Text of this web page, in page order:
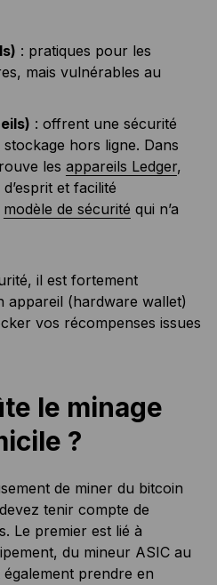
: pratiques pour les
mais vulnérables au
: offrent une sécurité
hors ligne. Dans
les appareils Ledger,
et facilité
modèle de sécurité qui n’a
il est fortement
appareil (hardware wallet)
vos récompenses issues
le minage
?
de miner du bitcoin
tenir compte de
Le premier est lié à
du mineur ASIC au
prendre en